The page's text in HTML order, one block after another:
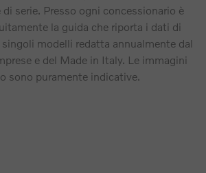
di serie. Presso ogni concessionario è
la guida che riporta i dati di
modelli redatta annualmente dal
e del Made in Italy. Le immagini
sono puramente indicative.